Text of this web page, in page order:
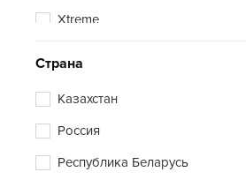
Xtreme
Страна
Казахстан
Россия
Республика Беларусь